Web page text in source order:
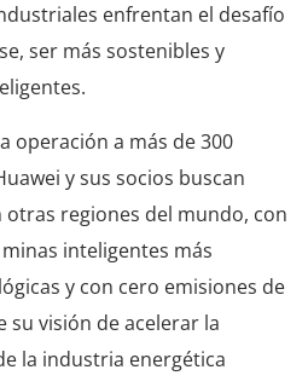
enfrentan el desafío
ser más sostenibles y
operación a más de 300
y sus socios buscan
regiones del mundo, con
inteligentes más
y con cero emisiones de
visión de acelerar la
la industria energética